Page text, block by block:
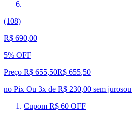
(108)
R$ 690,00
5% OFF
Preço R$ 655,50R$ 655,50
no Pix Ou 3x de R$ 230,00 sem jurosou
Cupom R$ 60 OFF